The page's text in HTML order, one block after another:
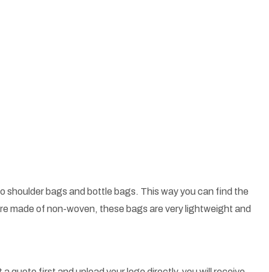
bags and bottle bags. This way you can find the
made of non-woven, these bags are very lightweight and